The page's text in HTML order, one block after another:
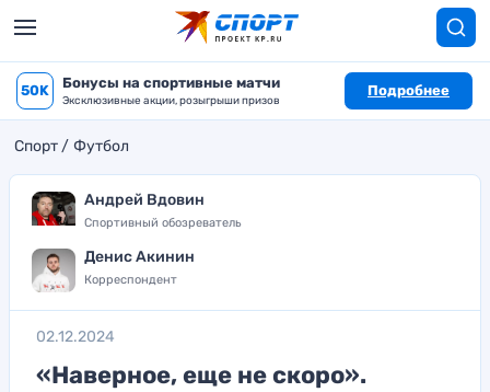
50K Бонусы на спортивные матчи
Эксклюзивные акции, розыгрыши призов
Подробнее
Спорт Футбол
Андрей Вдовин
Спортивный обозреватель
Денис Акинин
Корреспондент
02.12.2024
«Наверное, еще не скоро».